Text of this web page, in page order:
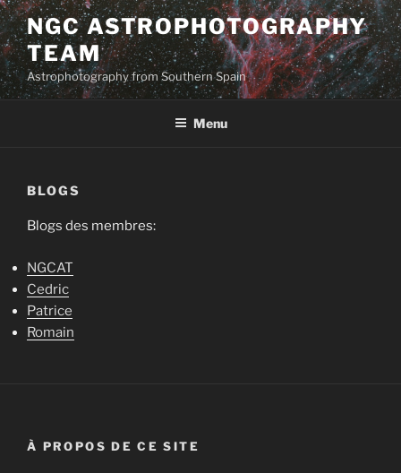
Aller
au
contenu
principal
NGC ASTROPHOTOGRAPHY
TEAM
Astrophotography from Southern Spain
Menu
BLOGS
Blogs des membres:
NGCAT
Cedric
Patrice
Romain
À PROPOS DE CE SITE